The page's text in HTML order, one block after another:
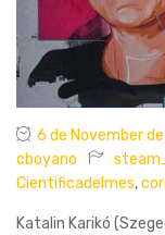
6 de November
cboyano
Cientificadelmes,
Katalin Karikó